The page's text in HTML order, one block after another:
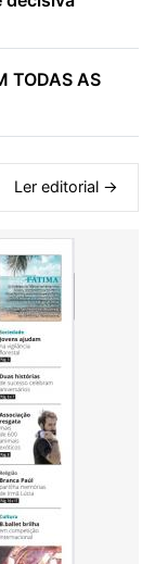
TODAS AS
Ler editorial →